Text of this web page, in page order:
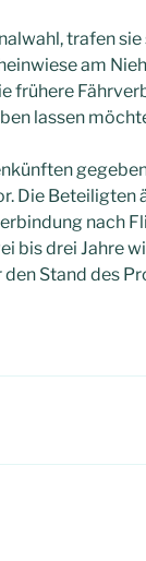
trafen sie
am
frühere
lassen
Die Beteiligten
nach
bis drei Jahre
Stand des